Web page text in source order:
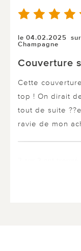
le 04.02.2025
Champagne
Couverture
Cette
top ! On dirait
tout de suite
ravie de mon